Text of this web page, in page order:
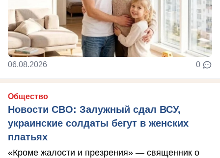
06.08.2026 0
Общество
Новости СВО: Залужный сдал ВСУ,
украинские солдаты бегут в женских
платьях
«Кроме жалости и презрения» — священник о